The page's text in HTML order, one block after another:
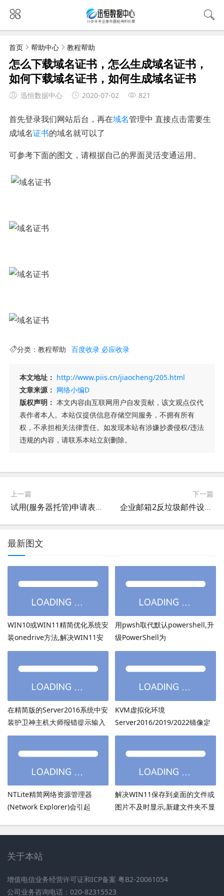
首页 帮助中心 教程帮助
怎么下载域名证书，怎么生成域名证书，
如何下载域名证书，如何生成域名证书
迅恒数据中心 2020-07-02 821
首先登录我们网站后台，再在域名管理中 直接点击需要生
成域名证书的域名就可以了
可参考下面的图文，请根据自己的界面灵活变通运用。
分类： 教程帮助 百度收录 必应收录
本文地址： http://www.piis.cn/jiaocheng/205.html
文章来源： 网络小编D
版权声明： 本文内容由互联网用户自发贡献，该文观点仅代
表作者本人。本站仅提供信息存储空间服务，不拥有所有
权，不承担相关法律责任。如发现本站有涉嫌抄袭侵权/违法
违规的内容，请联系本站立刻删除。
上一篇
试用(服务器托管)申请表，服务器托管试用方法
下一篇
企业邮箱2反垃圾邮件设置方法，企业邮局2反垃圾邮件设置方法
最新图文
WIN10或WIN11精简优化系统安
装onedrive方法,解决WIN11安
装onedrive后无法打开
用pwsh取代默认powershell,升
级PowerShell为
PowerShell7.6.3等高版本
在精简版的Server2016系统中安
装护卫神主机大师报错提示输入
的密码超过了14个字符
KVM虚拟化环境
Server2016/2019/2022镜像定
制：用DISM离线注入virtio驱动
NTLite精简网络资源管理器
(Network Explorer)会引起
解决WIN11保存到桌面的文件或
图片不及时显示,新建文件夹不显
关于本站
增值电信业务经营许可证和ICP备案 粤B2-20061054
公司业务咨询电话：020-82315523